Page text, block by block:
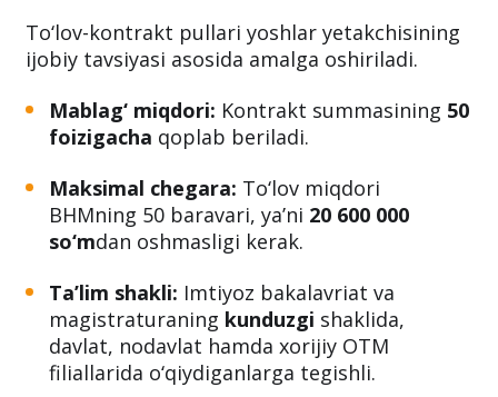
To‘lov-kontrakt pullari yoshlar yetakchisining
ijobiy tavsiyasi asosida amalga oshiriladi.
Mablag‘ miqdori: Kontrakt summasining 50
foizigacha qoplab beriladi.
Maksimal chegara: To‘lov miqdori
BHMning 50 baravari, ya’ni 20 600 000
so‘mdan oshmasligi kerak.
Ta’lim shakli: Imtiyoz bakalavriat va
magistraturaning kunduzgi shaklida,
davlat, nodavlat hamda xorijiy OTM
filiallarida o‘qiydiganlarga tegishli.